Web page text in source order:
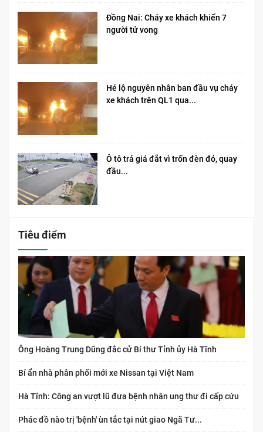
Đồng Nai: Cháy xe khách khiến 7
người tử vong​
Hé lộ nguyên nhân ban đầu vụ cháy
xe khách trên QL1 qua...
Ô tô trả giá đắt vì trốn đèn đỏ, quay
đầu...
Tiêu điểm
Ông Hoàng Trung Dũng đắc cử Bí thư Tỉnh ủy Hà Tĩnh
Bí ẩn nhà phân phối mới xe Nissan tại Việt Nam
Hà Tĩnh: Công an vượt lũ đưa bệnh nhân ung thư đi cấp cứu
Phác đồ nào trị 'bệnh' ùn tắc tại nút giao Ngã Tư...